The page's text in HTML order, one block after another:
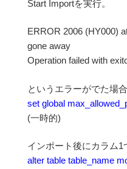
Start Importを実行。
ERROR 2006 (HY000)
gone away
Operation failed with
というエラーがでた場合
set global
(一時的)
インポート後にカラム1
alter table table_name